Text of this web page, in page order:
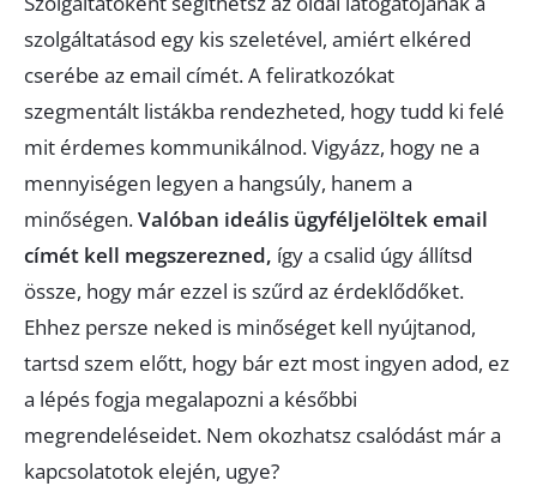
szolgáltatásod egy kis szeletével, amiért elkéred
cserébe az email címét. A feliratkozókat
szegmentált listákba rendezheted, hogy tudd ki felé
mit érdemes kommunikálnod. Vigyázz, hogy ne a
mennyiségen legyen a hangsúly, hanem a
minőségen.Valóban ideális ügyféljelöltek email
címét kell megszerezned, így a csalid úgy állítsd
össze, hogy már ezzel is szűrd az érdeklődőket.
Ehhez persze neked is minőséget kell nyújtanod,
tartsd szem előtt, hogy bár ezt most ingyen adod, ez
a lépés fogja megalapozni a későbbi
megrendeléseidet. Nem okozhatsz csalódást már a
kapcsolatotok elején, ugye?